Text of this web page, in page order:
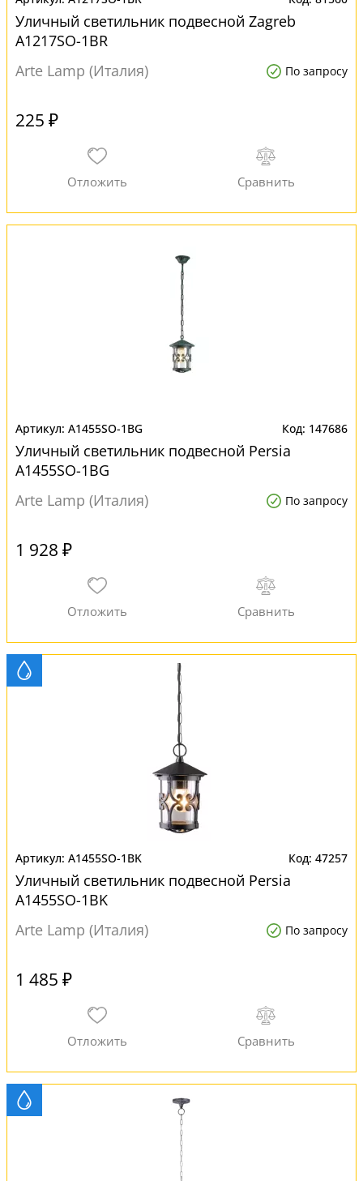
Уличный светильник подвесной Zagreb
A1217SO-1BR
Arte Lamp (Италия)
По запросу
225 ₽
A1455SO-1BG 147686
Уличный светильник подвесной Persia
A1455SO-1BG
Arte Lamp (Италия)
По запросу
1 928 ₽
A1455SO-1BK 47257
Уличный светильник подвесной Persia
A1455SO-1BK
Arte Lamp (Италия)
По запросу
1 485 ₽